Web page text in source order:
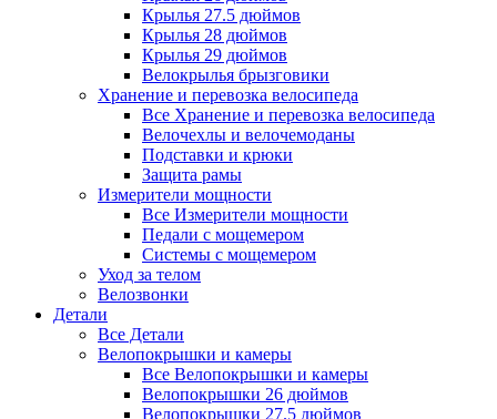
Крылья 27.5 дюймов
Крылья 28 дюймов
Крылья 29 дюймов
Велокрылья брызговики
Хранение и перевозка велосипеда
Все Хранение и перевозка велосипеда
Велочехлы и велочемоданы
Подставки и крюки
Защита рамы
Измерители мощности
Все Измерители мощности
Педали с мощемером
Системы с мощемером
Уход за телом
Велозвонки
Детали
Все Детали
Велопокрышки и камеры
Все Велопокрышки и камеры
Велопокрышки 26 дюймов
Велопокрышки 27.5 дюймов